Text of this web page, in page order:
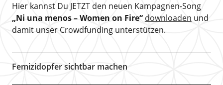
Hier kannst Du JETZT den neuen Kampagnen-Song
„Ni una menos – Women on Fire“ downloaden und
damit unser Crowdfunding unterstützen.
Femizidopfer sichtbar machen